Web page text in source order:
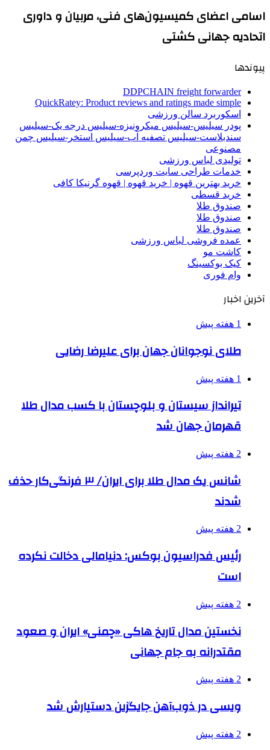
اسامی اعضای کمیسیون‌های فنی، مربیان و داوری
اتحادیه جهانی کشتی
پیوندها
DDPCHAIN freight forwarder
QuickRatey: Product reviews and ratings made simple
اسکوربرد سالن ورزشی
پودر سیلیس-سیلیس میکرونیزه-سیلیس درجه یک-سیلیس
سندبلاست-سیلیس تصفیه آب-سیلیس استخر-سیلیس چمن
مصنوعی
تولیدی لباس ورزشی
خدمات طراحی سایت وردپرسی
خرید بهترین قهوه | خرید قهوه | قهوه گرنیکا کافی
خرید قسطی
صندوق طلا
صندوق طلا
صندوق طلا
عمده فروشی لباس ورزشی
کاشت مو
کیک بوکسینگ
وام فوری
آخرین اخبار
1 هفته پیش
طلای نوجوانان جهان برای علیرضا رضایی
1 هفته پیش
تیرانداز سیستان و بلوچستان با کسب مدال طلا
قهرمان جهان شد
2 هفته پیش
شانس یک مدال طلا برای ایران/ ۳ فرنگی‌کار حذف
شدند
2 هفته پیش
رئیس فدراسیون بوکس: دنیامالی دخالت نکرده
است
2 هفته پیش
نخستین مدال تاریخ هاکی «چمنی» ایران و صعود
مقتدرانه به جام جهانی
2 هفته پیش
ویسی در ذوب‌آهن جایگزین دستیارش شد
2 هفته پیش